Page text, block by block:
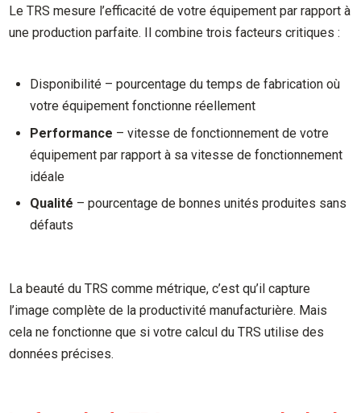
Le TRS mesure l’efficacité de votre équipement par rapport à
une production parfaite. Il combine trois facteurs critiques :
Disponibilité – pourcentage du temps de fabrication où
votre équipement fonctionne réellement
Performance – vitesse de fonctionnement de votre
équipement par rapport à sa vitesse de fonctionnement
idéale
Qualité – pourcentage de bonnes unités produites sans
défauts
La beauté du TRS comme métrique, c’est qu’il capture
l’image complète de la productivité manufacturière. Mais
cela ne fonctionne que si votre calcul du TRS utilise des
données précises.